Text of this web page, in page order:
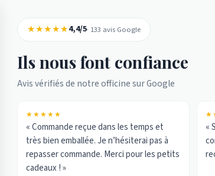
★★★★★4,4/5· 133 avis Google
Ils nous font confiance
Avis vérifiés de notre officine sur Google
★★★★★
« Commande reçue dans les temps et
très bien emballée. Je n’hésiterai pas à
repasser commande. Merci pour les petits
cadeaux ! »
«